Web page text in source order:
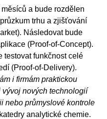
měsíců a bude rozdělen
trhu a zjišťování
Následovat bude
(Proof-of-Concept).
testovat funkčnost celé
(Proof-of-Delivery).
i firmám praktickou
nových technologií
nebo průmyslové kontrole
analytické chemie.